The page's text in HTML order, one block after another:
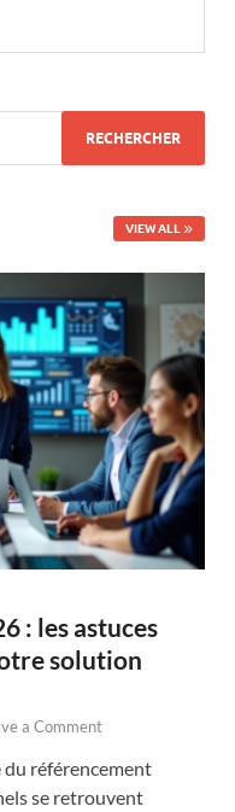
VIEW ALL
: les astuces
solution
a Comment
du référencement
se retrouvent